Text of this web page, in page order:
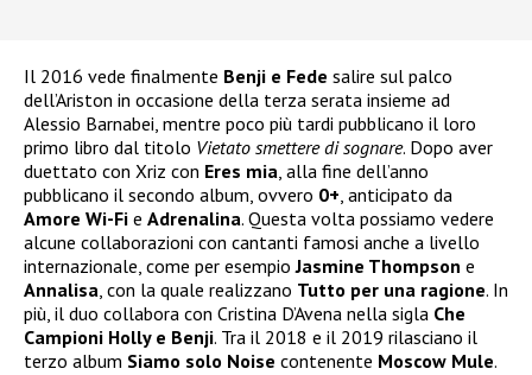
Il 2016 vede finalmente Benji e Fede salire sul palco
dell’Ariston in occasione della terza serata insieme ad
Alessio Barnabei, mentre poco più tardi pubblicano il loro
primo libro dal titolo Vietato smettere di sognare. Dopo aver
duettato con Xriz con Eres mia, alla fine dell’anno
pubblicano il secondo album, ovvero 0+, anticipato da
Amore Wi-Fi e Adrenalina. Questa volta possiamo vedere
alcune collaborazioni con cantanti famosi anche a livello
internazionale, come per esempioJasmine Thompson e
Annalisa, con la quale realizzano Tutto per una ragione. In
più, il duo collabora con Cristina D’Avena nella sigla Che
Campioni Holly e Benji. Tra il 2018 e il 2019 rilasciano il
terzo album Siamo solo Noise contenente Moscow Mule.